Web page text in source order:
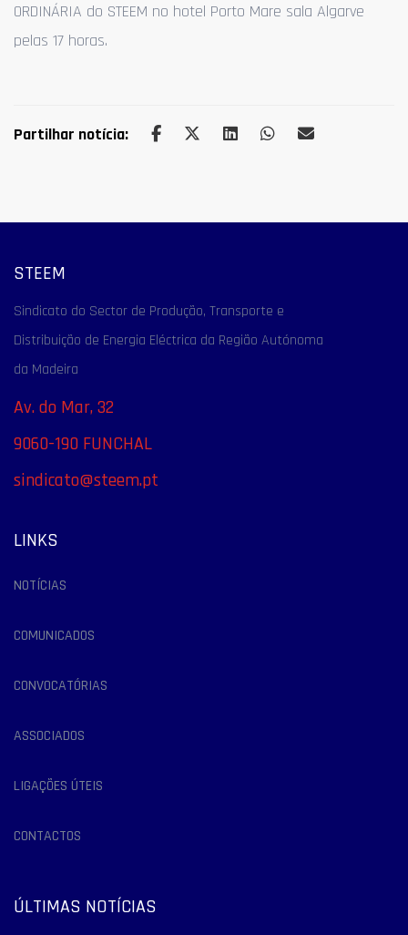
ORDINÁRIA do STEEM no hotel Porto Mare sala Algarve
pelas 17 horas.
Partilhar notícia:
STEEM
Sindicato do Sector de Produção, Transporte e
Distribuição de Energia Eléctrica da Região Autónoma
da Madeira
Av. do Mar, 32
9060-190 FUNCHAL
sindicato@steem.pt
LINKS
NOTÍCIAS
COMUNICADOS
CONVOCATÓRIAS
ASSOCIADOS
LIGAÇÕES ÚTEIS
CONTACTOS
ÚLTIMAS NOTÍCIAS